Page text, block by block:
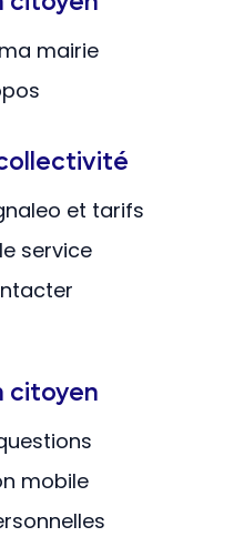
mairie
et tarifs
service
citoyen
mobile